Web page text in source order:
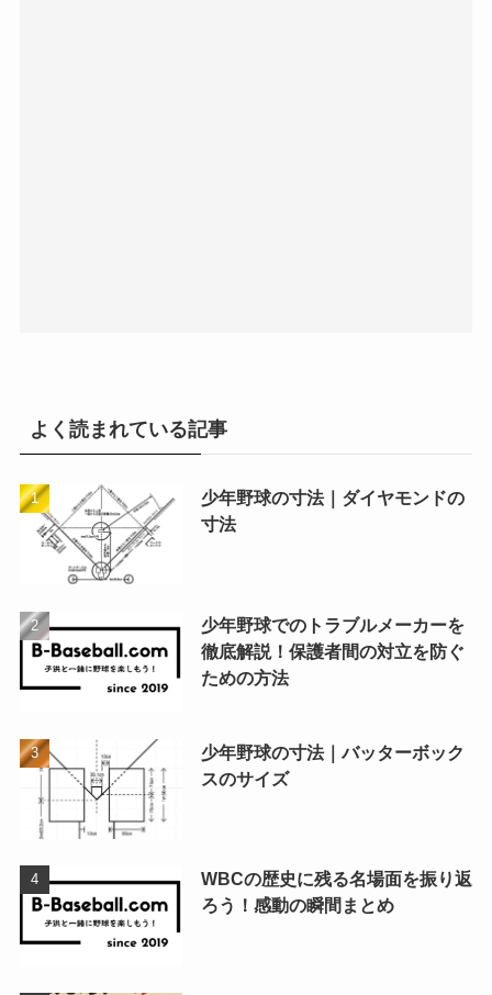
よく読まれている記事
少年野球の寸法｜ダイヤモンドの
寸法
少年野球でのトラブルメーカーを
徹底解説！保護者間の対立を防ぐ
ための方法
少年野球の寸法｜バッターボック
スのサイズ
WBCの歴史に残る名場面を振り返
ろう！感動の瞬間まとめ